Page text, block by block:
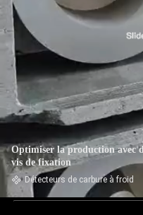
Optimiser la production avec
vis de fixation
Détecteurs de carbure à froid